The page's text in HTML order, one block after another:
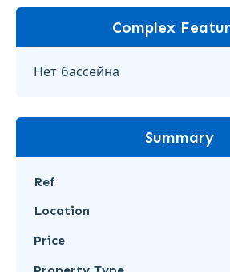
Complex
Нет бассейна
Summary
Ref
Location
Price